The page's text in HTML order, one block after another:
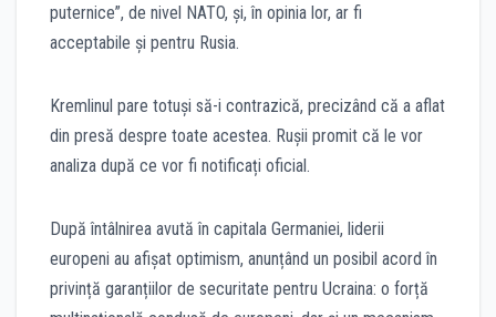
puternice”, de nivel NATO, și, în opinia lor, ar fi
acceptabile și pentru Rusia.
Kremlinul pare totuși să-i contrazică, precizând că a aflat
din presă despre toate acestea. Rușii promit că le vor
analiza după ce vor fi notificați oficial.
După întâlnirea avută în capitala Germaniei, liderii
europeni au afișat optimism, anunțând un posibil acord în
privință garanțiilor de securitate pentru Ucraina: o forță